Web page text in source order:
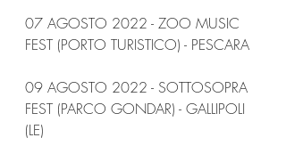
07 AGOSTO 2022 - ZOO MUSIC
FEST (PORTO TURISTICO) - PESCARA
09 AGOSTO 2022 - SOTTOSOPRA
FEST (PARCO GONDAR) - GALLIPOLI
(LE)